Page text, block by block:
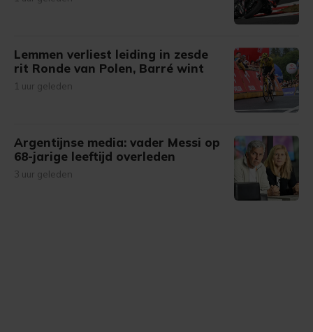
Lemmen verliest leiding in zesde
rit Ronde van Polen, Barré wint
1 uur geleden
Argentijnse media: vader Messi op
68-jarige leeftijd overleden
3 uur geleden